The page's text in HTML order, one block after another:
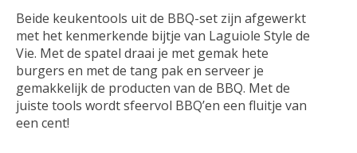
Beide keukentools uit de BBQ-set zijn afgewerkt
met het kenmerkende bijtje van Laguiole Style de
Vie. Met de spatel draai je met gemak hete
burgers en met de tang pak en serveer je
gemakkelijk de producten van de BBQ. Met de
juiste tools wordt sfeervol BBQ’en een fluitje van
een cent!